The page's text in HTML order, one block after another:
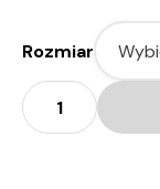
Rozmiar
ilość
Lniana
na
ramiączkach